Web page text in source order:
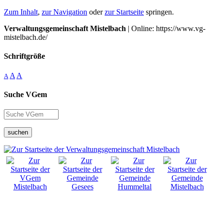
Zum Inhalt, zur Navigation oderzur Startseite springen.
Verwaltungsgemeinschaft Mistelbach | Online: https://www.vg-
mistelbach.de/
Schriftgröße
A A A
Suche VGem
suchen